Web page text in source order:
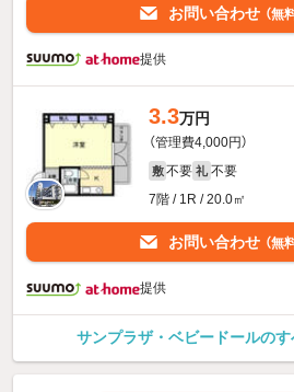
お問い合わせ （無
提供
3.3万円
（管理費4,000円）
敷 不要 礼 不要
7階 / 1R / 20.0㎡
お問い合わせ （無
提供
サンプラザ・ベビードールの